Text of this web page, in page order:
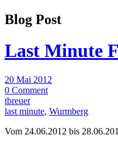
Blog Post
Last Minute
20 Mai 2012
0 Comment
tbreuer
last minute, Wurmberg
Vom 24.06.2012 bis